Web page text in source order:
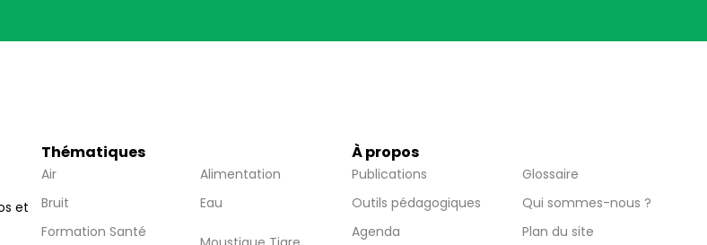
et
Thématiques
Air
Alimentation
Bruit
Eau
Formation Santé
À propos
Publications
Glossaire
Outils pédagogiques
Qui sommes-nous ?
Agenda
Plan du site